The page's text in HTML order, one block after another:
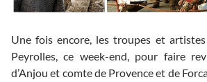
Une fois encore, les troupes et
Peyrolles, ce week-end, pour faire
d’Anjou et comte de Provence et de